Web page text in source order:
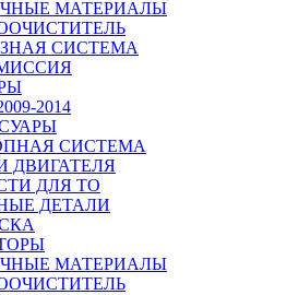
МАТЕРИАЛЫ
СИСТЕМА
2014
СИСТЕМА
ДВИГАТЕЛЯ
ДЛЯ ТО
ДЕТАЛИ
МАТЕРИАЛЫ